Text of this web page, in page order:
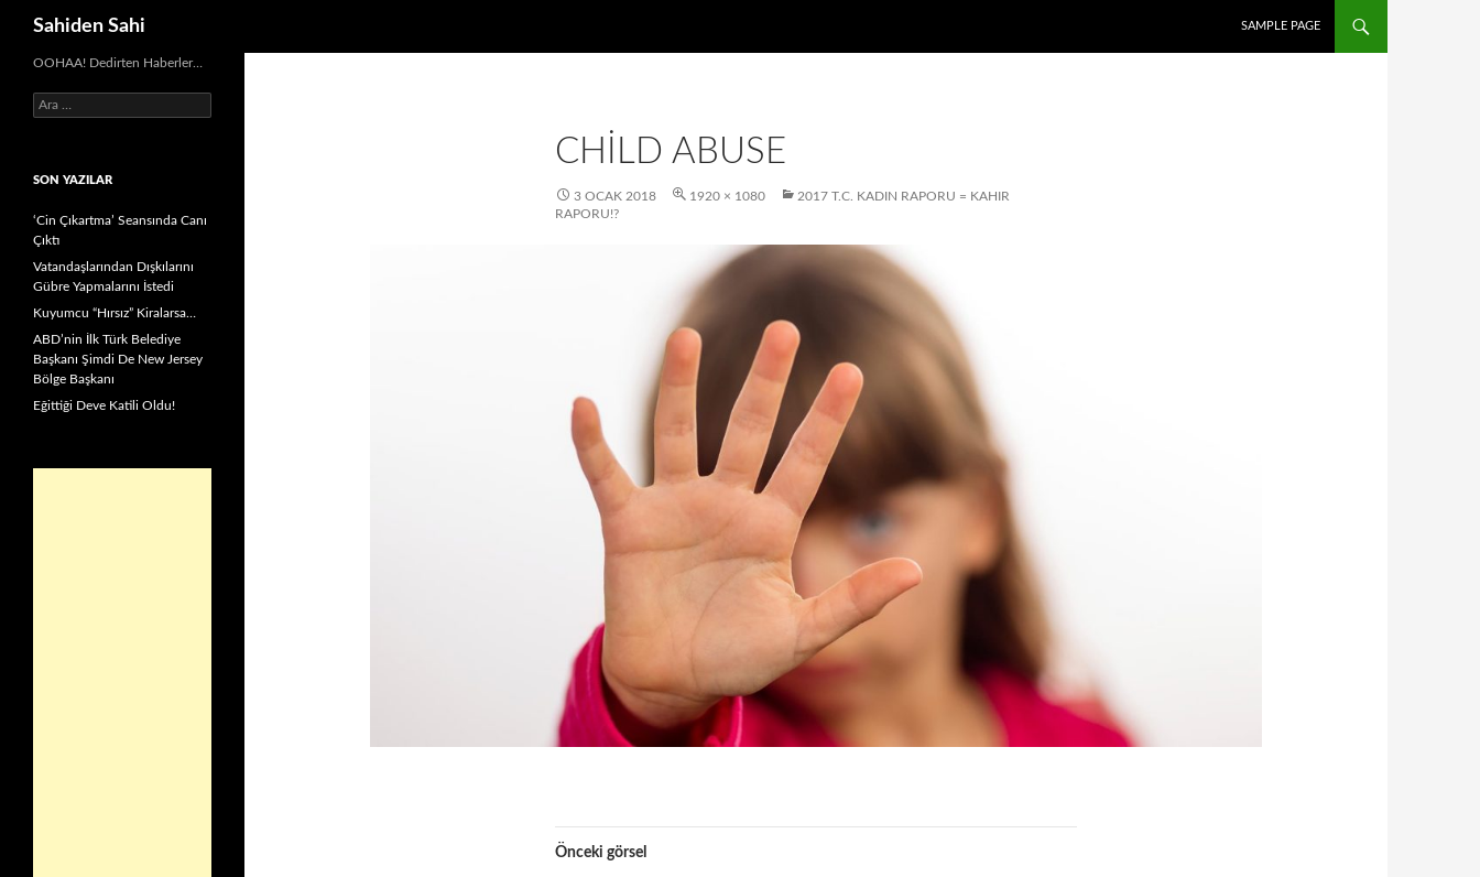
Sahiden Sahi
SAMPLE PAGE
CHILD ABUSE
3 OCAK 2018 1920 × 1080
2017 T.C. KADIN RAPORU = KAHIR
RAPORU!?
Önceki görsel
OOHAA! Dedirten Haberler…
Arama:
SON YAZILAR
‘Cin Çıkartma’ Seansında Canı
Çıktı
Vatandaşlarından Dışkılarını
Gübre Yapmalarını İstedi
Kuyumcu “Hırsız” Kiralarsa…
ABD’nin İlk Türk Belediye
Başkanı Şimdi De New Jersey
Bölge Başkanı
Eğittiği Deve Katili Oldu!